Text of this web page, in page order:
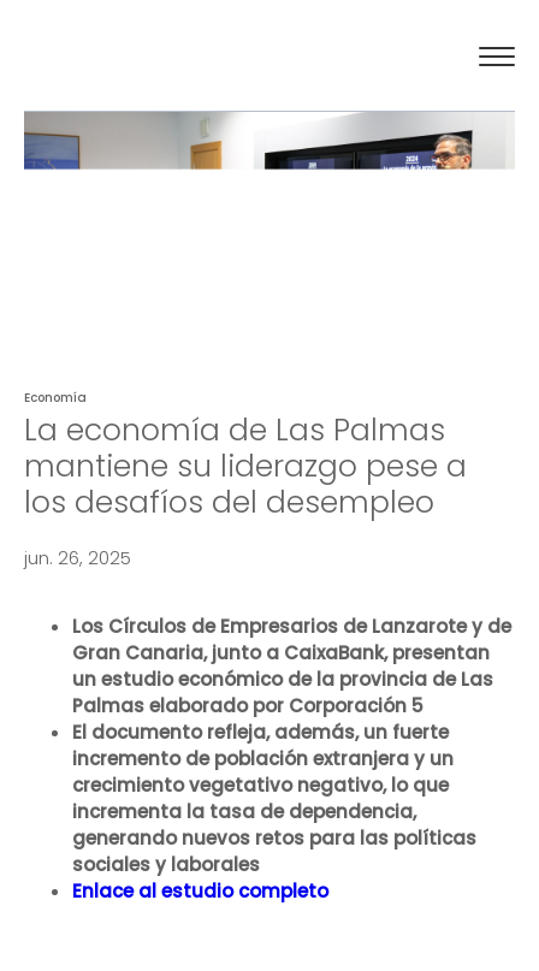
El Círculo
Contacto
Economía
La economía de Las Palmas
mantiene su liderazgo pese a
los desafíos del desempleo
jun. 26, 2025
Los Círculos de Empresarios de Lanzarote y de
Gran Canaria, junto a CaixaBank, presentan
un estudio económico de la provincia de Las
Palmas elaborado por Corporación 5
El documento refleja, además, un fuerte
incremento de población extranjera y un
crecimiento vegetativo negativo, lo que
incrementa la tasa de dependencia,
generando nuevos retos para las políticas
sociales y laborales
Enlace al estudio completo